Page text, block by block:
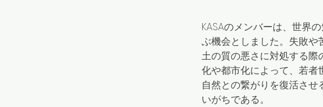
KASAのメンバーは、世界
ぶ機会としました。失敗
土の質の悪さに対処する
化や都市化によって、若者
自然との繋がりを復活さ
いがちである。